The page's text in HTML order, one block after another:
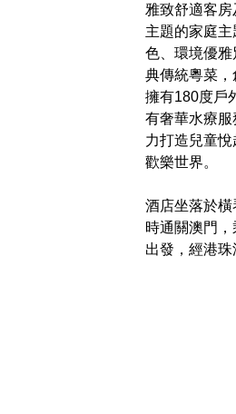
雅致舒適客
主題的家庭
色、環境優
典傳統粵菜，
擁有180度戶
有奢華水療
力打造兒童
歡樂世界。
酒店坐落於
時通關澳門
出發，經港珠